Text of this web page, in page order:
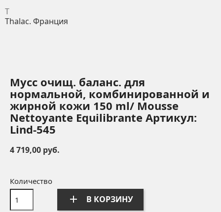
T
Thalac. Франция
Мусс очищ. баланс. для
нормальной, комбинированной и
жирной кожи 150 ml/ Mousse
Nettoyante Equilibrante Артикул:
Lind-545
4 719,00 руб.
Количество
add В КОРЗИНУ